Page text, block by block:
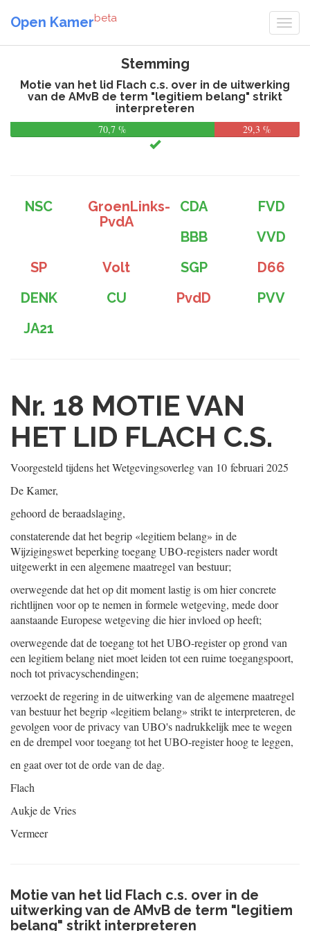
Open Kamerbeta
Stemming
Motie van het lid Flach c.s. over in de uitwerking
van de AMvB de term "legitiem belang" strikt
interpreteren
70,7 %
29,3 %
NSC
GroenLinks-
PvdA
CDA
FVD
BBB
VVD
SP
Volt SGP
D66
DENK
CU PvdD
PVV
JA21
Nr. 18 MOTIE VAN
HET LID FLACH C.S.
Voorgesteld tijdens het Wetgevingsoverleg van 10 februari 2025
De Kamer,
gehoord de beraadslaging,
constaterende dat het begrip «legitiem belang» in de
Wijzigingswet beperking toegang UBO-registers nader wordt
uitgewerkt in een algemene maatregel van bestuur;
overwegende dat het op dit moment lastig is om hier concrete
richtlijnen voor op te nemen in formele wetgeving, mede door
aanstaande Europese wetgeving die hier invloed op heeft;
overwegende dat de toegang tot het UBO-register op grond van
een legitiem belang niet moet leiden tot een ruime toegangspoort,
noch tot privacyschendingen;
verzoekt de regering in de uitwerking van de algemene maatregel
van bestuur het begrip «legitiem belang» strikt te interpreteren, de
gevolgen voor de privacy van UBO's nadrukkelijk mee te wegen
en de drempel voor toegang tot het UBO-register hoog te leggen,
en gaat over tot de orde van de dag.
Flach
Aukje de Vries
Vermeer
Motie van het lid Flach c.s. over in de
uitwerking van de AMvB de term "legitiem
belang" strikt interpreteren